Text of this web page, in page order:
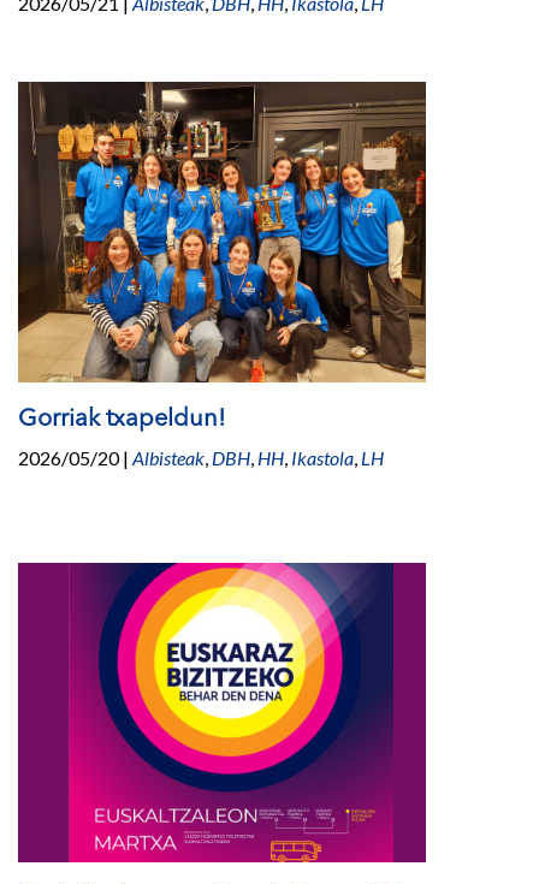
Gorriak txapeldun!
2026/05/20| Albisteak DBH HH Ikastola LH